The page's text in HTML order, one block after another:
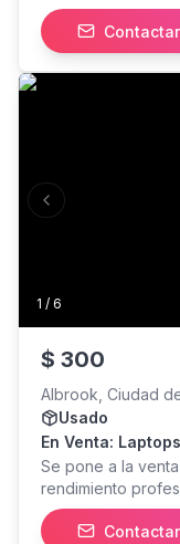
Almacenamiento:
Windows 11 Pro
desbloqueo por
Tipo C, garantia
Contactar
1 / 6
Previous slide
$ 300
Albrook, Ciudad
Usado
En Venta:
Estado 9/10)
Se pone a la
rendimiento
diseño y
en excelenteContactar